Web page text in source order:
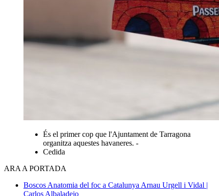
És el primer cop que l'Ajuntament de Tarragona
organitza aquestes havaneres. -
Cedida
ARA A PORTADA
Boscos Anatomia del foc a Catalunya Arnau Urgell i Vidal |
Carlos Albaladejo